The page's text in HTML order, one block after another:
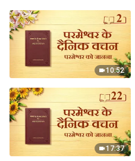
10:52
17:37